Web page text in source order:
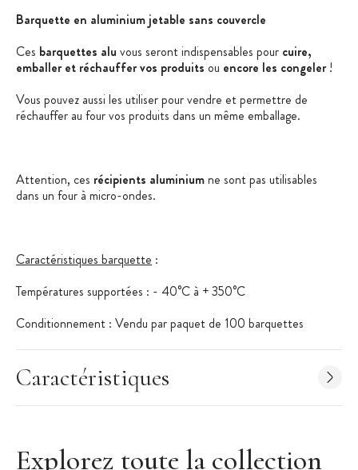
Barquette en aluminium jetable sans couvercle
Ces barquettes alu vous seront indispensables pour cuire,
emballer et réchauffer vos produits ou encore les congeler!
Vous pouvez aussi les utiliser pour vendre et permettre de
réchauffer au four vos produits dans un même emballage.
Attention, ces récipients aluminiumne sont pas utilisables
dans un four à micro-ondes.
Caractéristiques barquette :
Températures supportées : - 40°C à + 350°C
Conditionnement : Vendu par paquet de 100 barquettes
Modèle : BA 150
Volume : 145 cm3
Dimensions intérieures : 98*62 mm
Caractéristiques
Explorez toute la collection